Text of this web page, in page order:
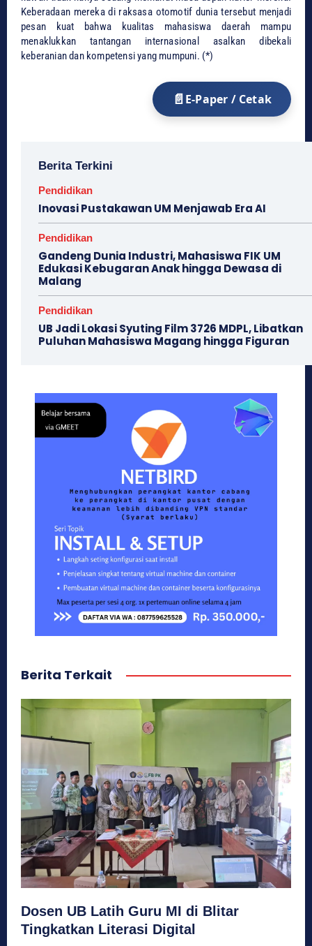
Keberadaan mereka di raksasa otomotif dunia tersebut menjadi
pesan kuat bahwa kualitas mahasiswa daerah mampu
menaklukkan tantangan internasional asalkan dibekali
keberanian dan kompetensi yang mumpuni. (*)
E-Paper / Cetak
Berita Terkini
Pendidikan
Inovasi Pustakawan UM Menjawab Era AI
Pendidikan
Gandeng Dunia Industri, Mahasiswa FIK UM
Edukasi Kebugaran Anak hingga Dewasa di
Malang
Pendidikan
UB Jadi Lokasi Syuting Film 3726 MDPL, Libatkan
Puluhan Mahasiswa Magang hingga Figuran
Berita Terkait
Dosen UB Latih Guru MI di Blitar
Tingkatkan Literasi Digital